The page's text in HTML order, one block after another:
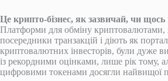
Це крипто-бізнес, як зазвичай, чи
Платформи для обміну криптовалютами,
посередники транзакцій і діють як
криптовалютних інвесторів, були дуже
із рекордними оцінками, лише рік тому,
цифровими токенами досягли найвищої